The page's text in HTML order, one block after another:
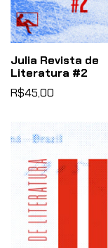
Julia Revista de
Literatura #2
R$45,00